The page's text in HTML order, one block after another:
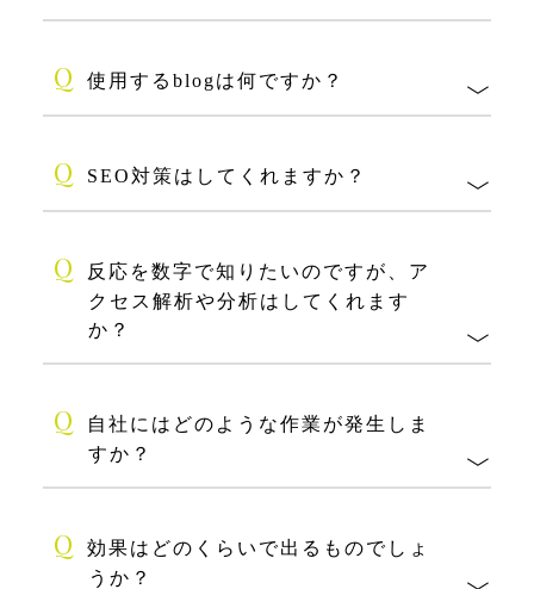
Q 使用するblogは何ですか？
Q SEO対策はしてくれますか？
Q
反応を数字で知りたいのですが、ア
クセス解析や分析はしてくれます
か？
Q
自社にはどのような作業が発生しま
すか？
Q
効果はどのくらいで出るものでしょ
うか？